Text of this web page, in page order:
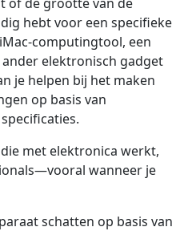
hebt voor een specifieke
computingtool, een
elektronisch gadget
je helpen bij het maken
op basis van
met elektronica werkt,
wanneer je
schatten op basis van